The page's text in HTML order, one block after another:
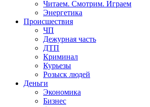
Читаем. Смотрим. Играем
Энергетика
Происшествия
ЧП
Дежурная часть
ДТП
Криминал
Курьезы
Розыск людей
Деньги
Экономика
Бизнес